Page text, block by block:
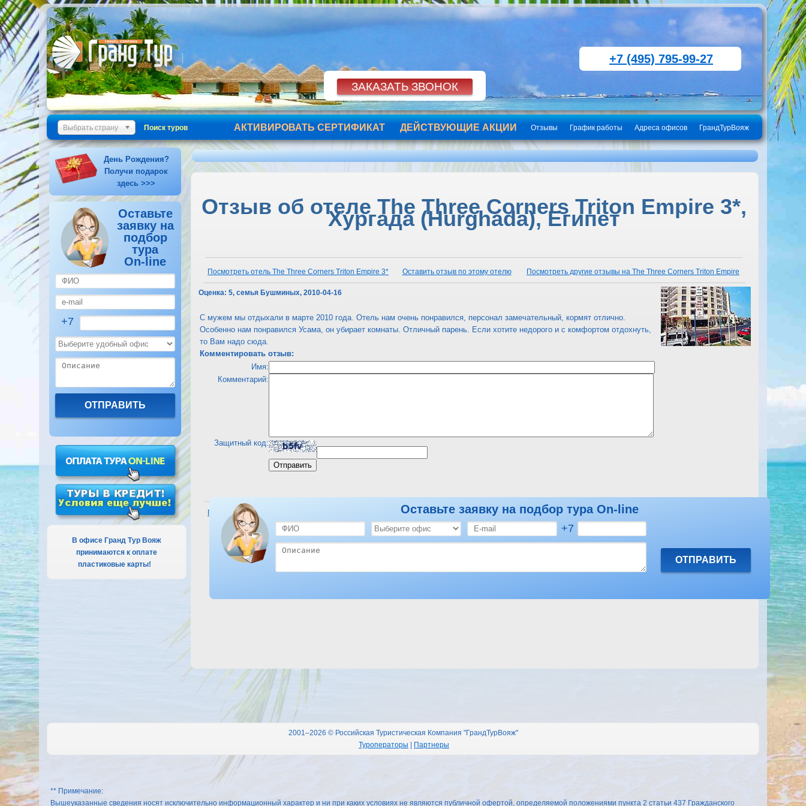
+7 (495) 795-99-27
Выбрать страну Поиск туров ГрандТурВояж
Адреса офисов
График работы
Отзывы
ДЕЙСТВУЮЩИЕ АКЦИИ
АКТИВИРОВАТЬ СЕРТИФИКАТ
День Рождения?
Получи подарок
здесь >>>
Оставьте
заявку на
подбор
тура
On-line
+7
В офисе Гранд Тур Вояж
принимаются к оплате
пластиковые карты!
Отзыв об отеле The Three Corners Triton Empire 3*,
Хургада (Hurghada), Египет
Посмотреть отель The Three Corners Triton Empire 3* Оставить отзыв по этому отелю Посмотреть другие отзывы на The Three Corners Triton Empire
Оценка: 5, семья Бушминых, 2010-04-16
С мужем мы отдыхали в марте 2010 года. Отель нам очень понравился, персонал замечательный, кормят отлично.
Особенно нам понравился Усама, он убирает комнаты. Отличный парень. Если хотите недорого и с комфортом отдохнуть,
то Вам надо сюда.
Комментировать отзыв:
Имя:
Комментарий:
Защитный код:
Посмотреть отель The Three Corners Triton Empire 3* Оставить отзыв по этому отелю Посмотреть другие отзывы на The Three Corners Triton Empire
Оставьте заявку на подбор тура On-line
+7
2001–2026 © Российская Туристическая Компания "ГрандТурВояж"
Туроператоры
Партнеры
** Примечание:
Вышеуказанные сведения носят исключительно информационный характер и ни при каких условиях не являются публичной офертой, определяемой положениями пункта 2 статьи 437 Гражданского